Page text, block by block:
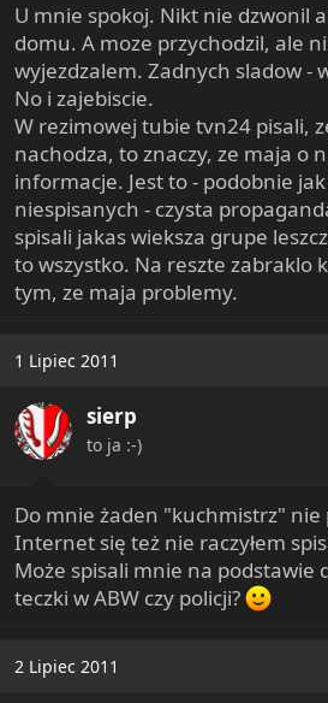
U mnie spokoj. Nikt nie dzwonil
domu. A moze przychodzil, ale
wyjezdzalem. Zadnych sladow -
No i zajebiscie.
W rezimowej tubie tvn24 pisali,
nachodza, to znaczy, ze maja o
informacje. Jest to - podobnie
niespisanych - czysta
spisali jakas wieksza grupe
to wszystko. Na reszte zabraklo
tym, ze maja problemy.
1 Lipiec 2011
sierp
to ja :-)
Do mnie żaden "kuchmistrz" nie
Internet się też nie raczyłem
Może spisali mnie na podstawie
teczki w ABW czy policji?
2 Lipiec 2011